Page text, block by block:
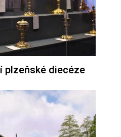
plzeňské diecéze